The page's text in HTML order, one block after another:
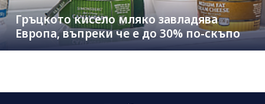
Гръцкото кисело мляко завладява
Европа, въпреки че е до 30% по-скъпо